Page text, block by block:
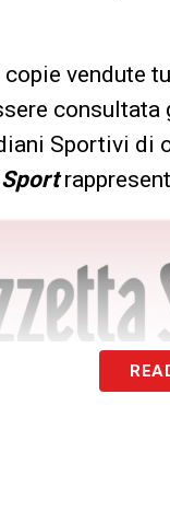
vendute
consultata
Sportivi di